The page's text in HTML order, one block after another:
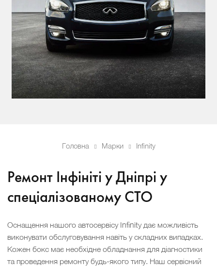
Головна Марки Infinity
Ремонт Інфініті у Дніпрі у
спеціалізованому СТО
Оснащення нашого автосервісу Infinity дає можливість
виконувати обслуговування навіть у складних випадках.
Кожен бокс має необхідне обладнання для діагностики
та проведення ремонту будь-якого типу. Наш сервісний